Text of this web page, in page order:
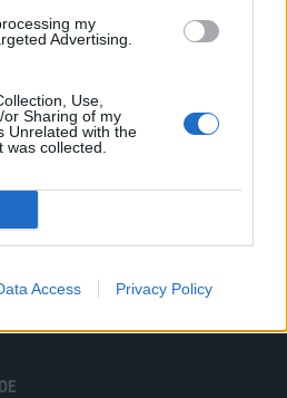
my
Advertising.
Use,
Sharing of my
Unrelated with the
collected.
Access Privacy Policy